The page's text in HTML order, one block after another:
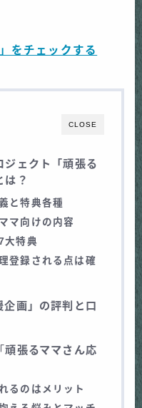
をチェックする
CLOSE
ジェクト「頑張る
は？
と特典各種
マ向けの内容
大特典
登録される点は確
企画」の評判と口
「頑張るママさん応
るのはメリット